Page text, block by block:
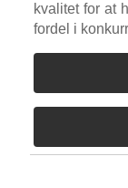
kvalitet for at
fordel i